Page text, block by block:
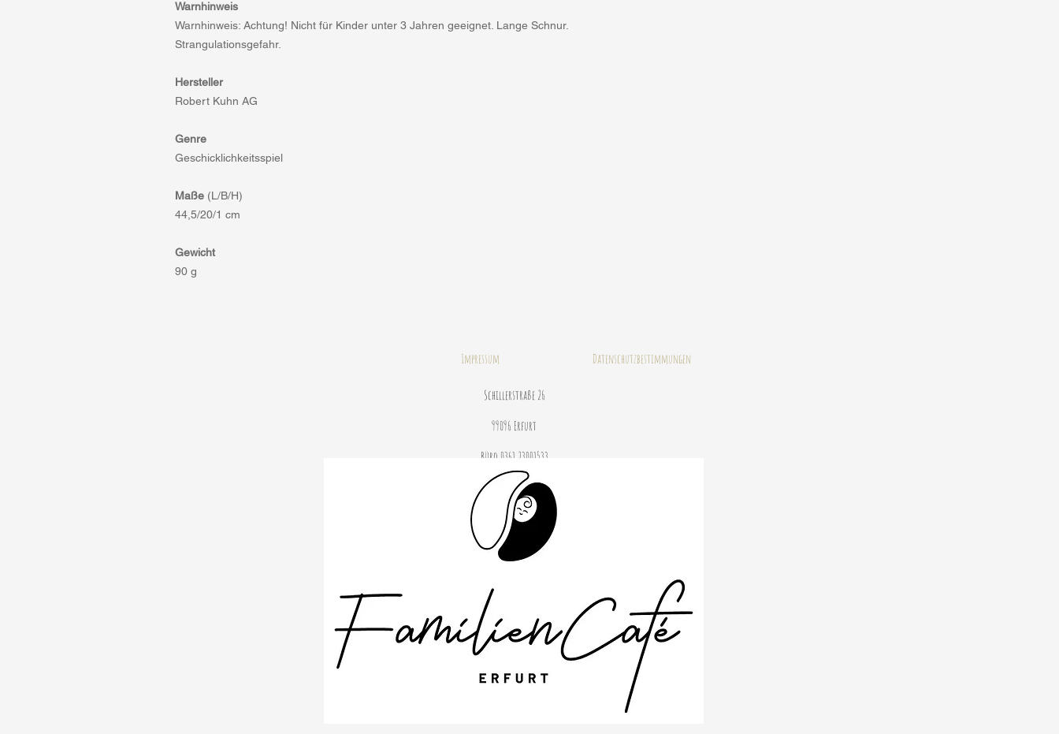
Warnhinweis
Warnhinweis: Achtung! Nicht für Kinder unter 3 Jahren geeignet. Lange Schnur.
Strangulationsgefahr.
Hersteller
Robert Kuhn AG
Genre
Geschicklichkeitsspiel
Maße (L/B/H)
44,5/20/1 cm
Gewicht
90 g
Impressum Datenschutzbestimmungen
Schillerstraße 26
99096 Erfurt
Büro 0361 23001533
© 2020 by Janine Stahlhofen